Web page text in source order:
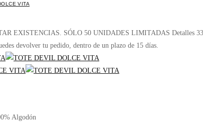
VITA
EXISTENCIAS. SÓLO 50 UNIDADES LIMITADAS Detalles 330
devolver tu pedido, dentro de un plazo de 15 días.
Algodón